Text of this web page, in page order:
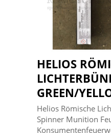
HELIOS
GREEN/
Helios Römische
Spinner Munition